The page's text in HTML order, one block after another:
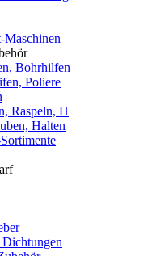
Maschinen
Bohrhilfen
Poliere
Raspeln, H
Halten
Dichtungen